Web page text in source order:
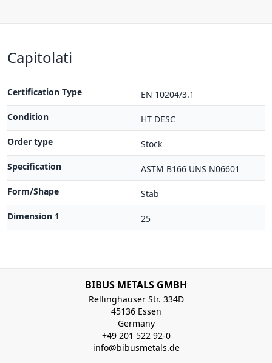
Capitolati
Certification Type
EN 10204/3.1
Condition
HT DESC
Order type
Stock
Specification
ASTM B166 UNS N06601
Form/Shape
Stab
Dimension 1
25
BIBUS METALS GMBH
Rellinghauser Str. 334D
45136 Essen
Germany
+49 201 522 92-0
info@bibusmetals.de